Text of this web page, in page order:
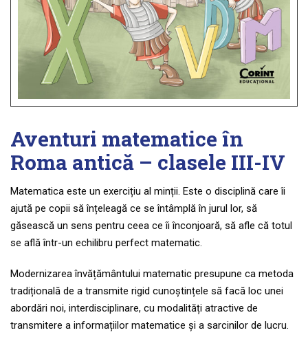
Aventuri matematice în
Roma antică – clasele III-IV
Matematica este un exercițiu al minții. Este o disciplină care îi
ajută pe copii să înțeleagă ce se întâmplă în jurul lor, să
găsească un sens pentru ceea ce îi înconjoară, să afle că totul
se află într-un echilibru perfect matematic.
Modernizarea învățământului matematic presupune ca metoda
tradițională de a transmite rigid cunoștințele să facă loc unei
abordări noi, interdisciplinare, cu modalități atractive de
transmitere a informațiilor matematice și a sarcinilor de lucru.